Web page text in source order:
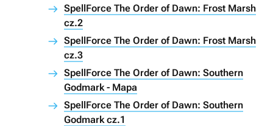
SpellForce The Order of Dawn: Frost Marsh
cz.2
SpellForce The Order of Dawn: Frost Marsh
cz.3
SpellForce The Order of Dawn: Southern
Godmark - Mapa
SpellForce The Order of Dawn: Southern
Godmark cz.1